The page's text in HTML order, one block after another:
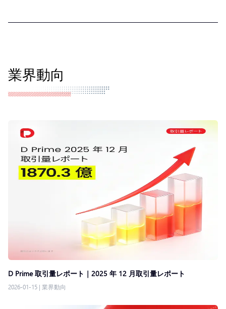
業界動向
D Prime 取引量レポート｜2025 年 12 月取引量レポート
2026-01-15 | 業界動向